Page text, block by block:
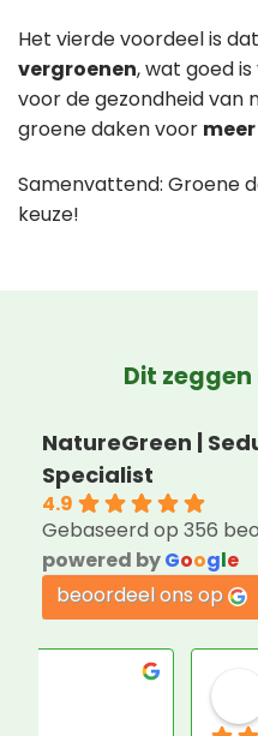
Het vierde voordeel is
vergroenen, wat goed
voor de gezondheid van
groene daken voor
Samenvattend: Groene
keuze!
Dit
NatureGreen |
Specialist
4.9
Gebaseerd op 356
powered byGoogle
beoordeel ons op
Julie
4 maanden